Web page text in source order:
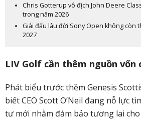
Chris Gotterup vô địch John Deere
trong năm 2026
Giải đấu lâu đời Sony Open không còn
2027
LIV Golf cần thêm nguồn vốn
Phát biểu trước thềm Genesis
biết CEO Scott O’Neil đang nỗ lực
tư mới nhằm đảm bảo tương lai cho